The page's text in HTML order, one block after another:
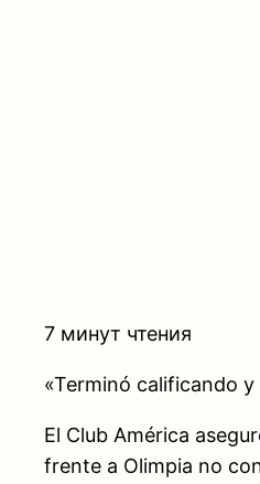
7 минут чтения
«Terminó calificando
El Club América
frente a Olimpia no